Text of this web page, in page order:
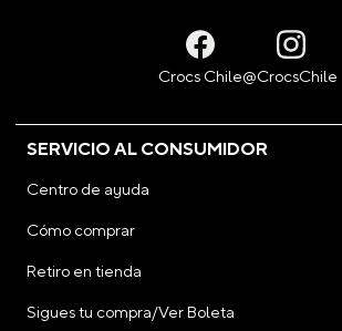
SERVICIO AL CONSUMIDOR
Centro de ayuda
Cómo comprar
Retiro en tienda
Sigues tu compra/Ver Boleta